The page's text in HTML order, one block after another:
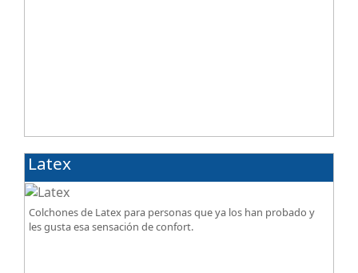
Latex
Colchones de Latex para personas que ya los han probado y
les gusta esa sensación de confort.